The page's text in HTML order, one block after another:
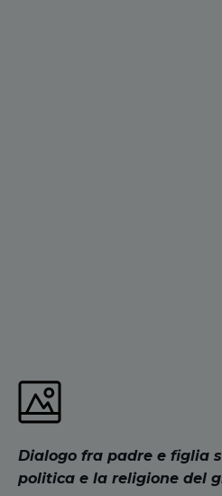
Dialogo fra padre e figlia
politica e la religione del